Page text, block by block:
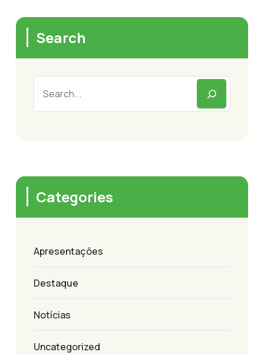
Search
Categories
Apresentações
Destaque
Notícias
Uncategorized